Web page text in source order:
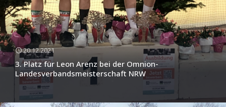
20.12.2021
3. Platz für Leon Arenz bei der Omnion-
Landesverbandsmeisterschaft NRW